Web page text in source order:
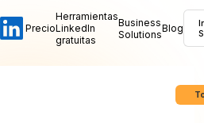
Precio
Herramientas
LinkedIn
gratuitas
Business
SolutionsBlog